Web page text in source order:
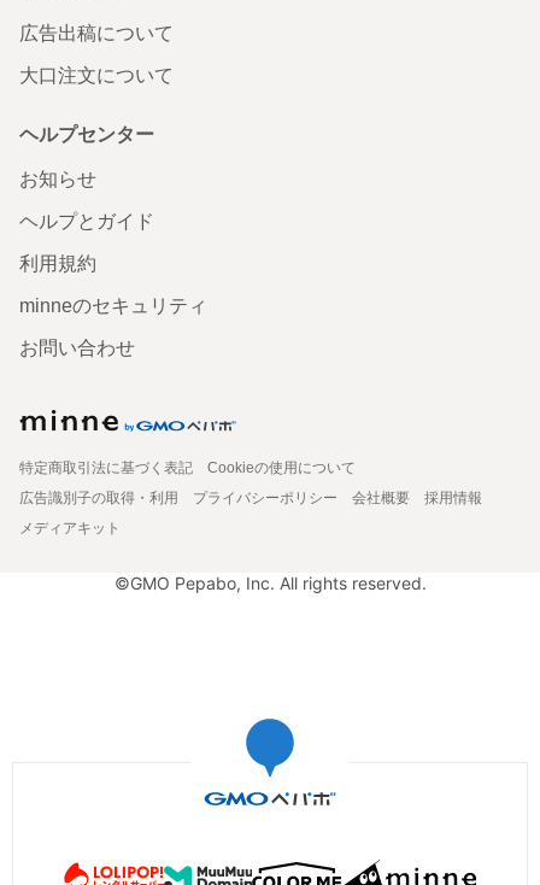
広告出稿について
大口注文について
ヘルプセンター
お知らせ
ヘルプとガイド
利用規約
minneのセキュリティ
お問い合わせ
特定商取引法に基づく表記
Cookieの使用について
広告識別子の取得・利用
プライバシーポリシー 会社概要
採用情報
メディアキット
©GMO Pepabo, Inc. All rights reserved.